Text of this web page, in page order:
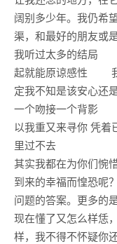
阔别多少年。我仍希
渠，和最好的朋友或
我听过太多的结
起就能原谅感性
定我不知是该安心
一个吻接一个背
以我重又来寻你 凭
里过不去
其实我都在为你们惋
到来的幸福而惶恐呢
问题的答案。更多的
现在懂了又怎么样恁
样，我不得不怀疑你